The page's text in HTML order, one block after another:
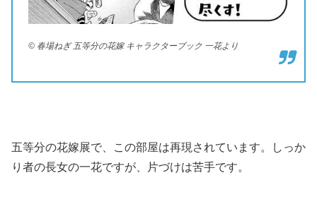
© 春場ねぎ 五等分の花嫁 キャラクターブック 一花より
五等分の花嫁展で、この部屋は再現されています。しっか
り者の長女の一花ですが、片づけは苦手です。